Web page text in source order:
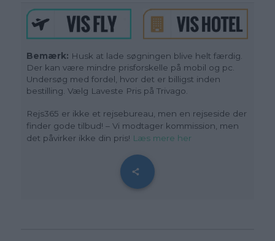
Bemærk: Husk at lade søgningen blive helt færdig.
Der kan være mindre prisforskelle på mobil og pc.
Undersøg med fordel, hvor det er billigst inden
bestilling. Vælg Laveste Pris på Trivago.
Rejs365 er ikke et rejsebureau, men en rejseside der
finder gode tilbud! – Vi modtager kommission, men
det påvirker ikke din pris! Læs mere her